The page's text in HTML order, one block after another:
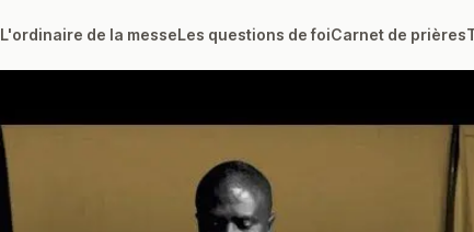
L'ordinaire de la messeLes questions de foiCarnet de prières